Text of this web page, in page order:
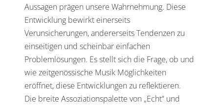
Aussagen prägen unsere Wahrnehmung. Diese
Entwicklung bewirkt einerseits
Verunsicherungen, andererseits Tendenzen zu
einseitigen und scheinbar einfachen
Problemlösungen. Es stellt sich die Frage, ob und
wie zeitgenössische Musik Möglichkeiten
eröffnet, diese Entwicklungen zu reflektieren.
Die breite Assoziationspalette von „Echt“ und